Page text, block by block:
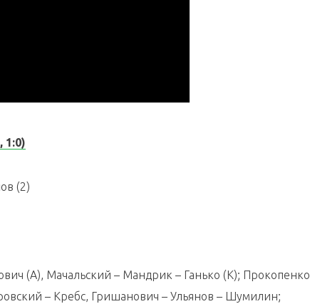
1:0)
(2)
(А), Мачальский – Мандрик – Ганько (К); Прокопенко
– Кребс, Гришанович – Ульянов – Шумилин;